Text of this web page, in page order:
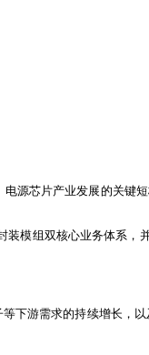
源芯片产业发展的关键
模组双核心业务体系，
下游需求的持续增长，